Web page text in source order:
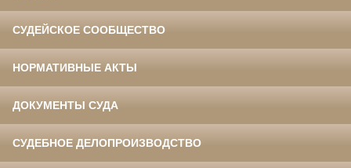
СУДЕЙСКОЕ СООБЩЕСТВО
НОРМАТИВНЫЕ АКТЫ
ДОКУМЕНТЫ СУДА
СУДЕБНОЕ ДЕЛОПРОИЗВОДСТВО